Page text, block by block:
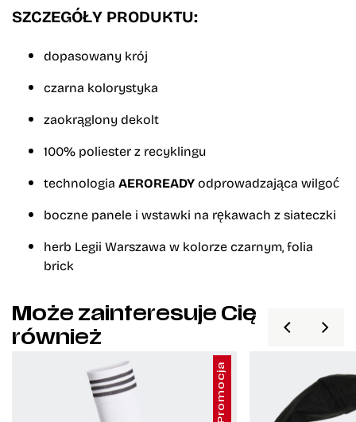
SZCZEGÓŁY PRODUKTU:
dopasowany krój
czarna kolorystyka
zaokrąglony dekolt
100% poliester z recyklingu
technologia AEROREADYodprowadzająca wilgoć
boczne panele i wstawki na rękawach z siateczki
herb Legii Warszawa w kolorze czarnym, folia
brick
Może zainteresuje Cię
również
Promocja